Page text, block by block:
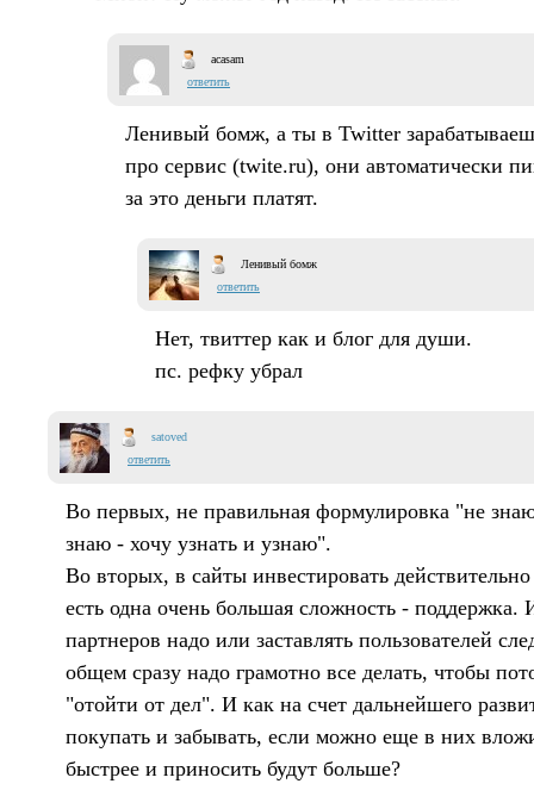
acasam
ответить
Ленивый бомж, а ты в Twitter
про сервис (twite.ru), они автоматически
за это деньги платят.
Ленивый бомж
ответить
Нет, твиттер как и блог для души.
пс. рефку убрал
satoved
ответить
Во первых, не правильная формулировка "не
знаю - хочу узнать и узнаю".
Во вторых, в сайты инвестировать
есть одна очень большая сложность - поддержка.
партнеров надо или заставлять пользователей
общем сразу надо грамотно все делать, чтобы
"отойти от дел". И как на счет дальнейшего
покупать и забывать, если можно еще в них
быстрее и приносить будут больше?